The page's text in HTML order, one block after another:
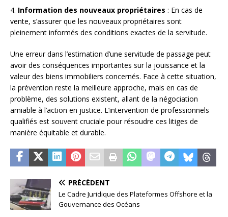
4. Information des nouveaux propriétaires : En cas de
vente, s’assurer que les nouveaux propriétaires sont
pleinement informés des conditions exactes de la servitude.
Une erreur dans l’estimation d’une servitude de passage peut
avoir des conséquences importantes sur la jouissance et la
valeur des biens immobiliers concernés. Face à cette situation,
la prévention reste la meilleure approche, mais en cas de
problème, des solutions existent, allant de la négociation
amiable à l’action en justice. L’intervention de professionnels
qualifiés est souvent cruciale pour résoudre ces litiges de
manière équitable et durable.
PRÉCÉDENT
Le Cadre Juridique des Plateformes Offshore et la
Gouvernance des Océans